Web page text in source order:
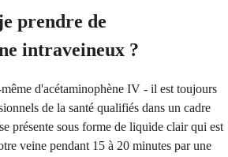
prendre de
intraveineux ?
d'acétaminophène IV - il est toujours
de la santé qualifiés dans un cadre
présente sous forme de liquide clair qui est
veine pendant 15 à 20 minutes par une